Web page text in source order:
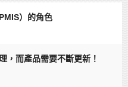
）的角色
，而產品需要不斷更新！